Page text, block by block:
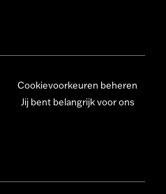
Cookievoorkeuren beheren
Jij bent belangrijk voor ons